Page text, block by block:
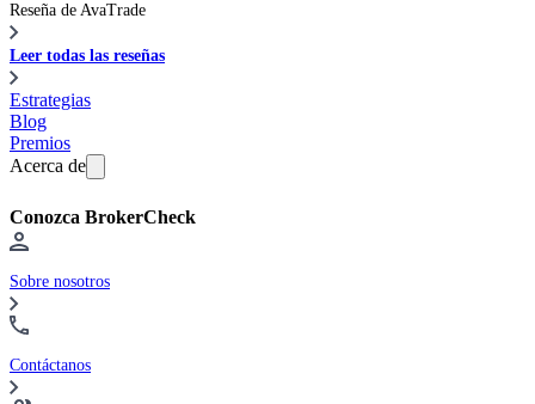
Reseña de AvaTrade
Leer todas las reseñas
Estrategias
Blog
Premios
Acerca de
Conozca BrokerCheck
Sobre nosotros
Contáctanos